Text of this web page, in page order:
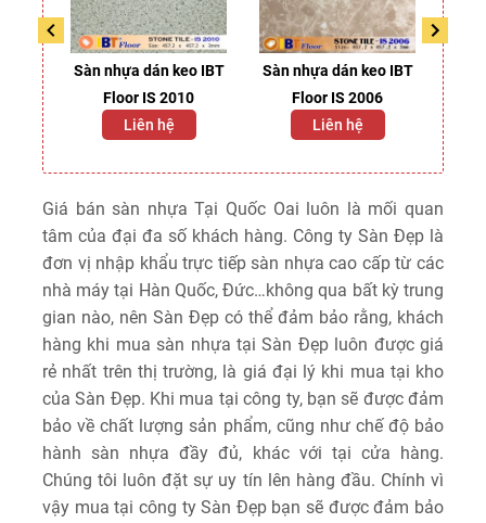
Sàn nhựa dán keo IBT
Floor IS 2010
Liên hệ
Sàn nhựa dán keo IBT
Floor IS 2006
Liên hệ
Giá bán sàn nhựa Tại Quốc Oai luôn là mối quan
tâm của đại đa số khách hàng. Công ty Sàn Đẹp là
đơn vị nhập khẩu trực tiếp sàn nhựa cao cấp từ các
nhà máy tại Hàn Quốc, Đức…không qua bất kỳ trung
gian nào, nên Sàn Đẹp có thể đảm bảo rằng, khách
hàng khi mua sàn nhựa tại Sàn Đẹp luôn được giá
rẻ nhất trên thị trường, là giá đại lý khi mua tại kho
của Sàn Đẹp. Khi mua tại công ty, bạn sẽ được đảm
bảo về chất lượng sản phẩm, cũng như chế độ bảo
hành sàn nhựa đầy đủ, khác với tại cửa hàng.
Chúng tôi luôn đặt sự uy tín lên hàng đầu. Chính vì
vậy mua tại công ty Sàn Đẹp bạn sẽ được đảm bảo